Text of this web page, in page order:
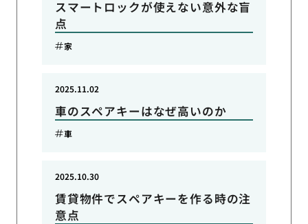
スマートロックが使えない意外な盲
点
家
車のスペアキーはなぜ高いのか
2025.11.02
車
賃貸物件でスペアキーを作る時の注
意点
2025.10.30